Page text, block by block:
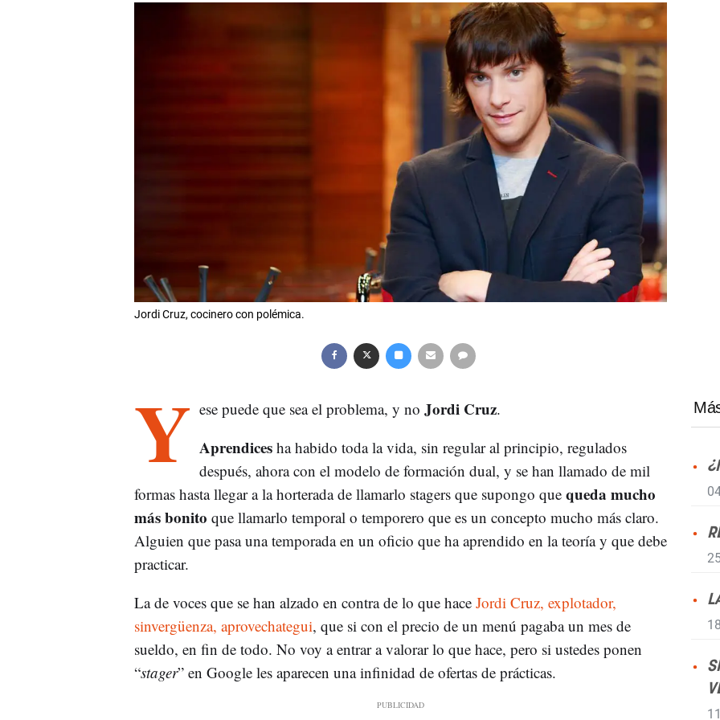
Jordi Cruz, cocinero con polémica.
Y ese puede que sea el problema, y no Jordi Cruz.
Aprendices ha habido toda la vida, sin regular al principio, regulados
después, ahora con el modelo de formación dual, y se han llamado de mil
formas hasta llegar a la horterada de llamarlo stagers que supongo quequeda mucho
más bonito que llamarlo temporal o temporero que es un concepto mucho más claro.
Alguien que pasa una temporada en un oficio que ha aprendido en la teoría y que debe
practicar.
La de voces que se han alzado en contra de lo que hace Jordi Cruz, explotador,
sinvergüenza, aprovechategui, que si con el precio de un menú pagaba un mes de
sueldo, en fin de todo. No voy a entrar a valorar lo que hace, pero si ustedes ponen
“stager” en Google les aparecen una infinidad de ofertas de prácticas.